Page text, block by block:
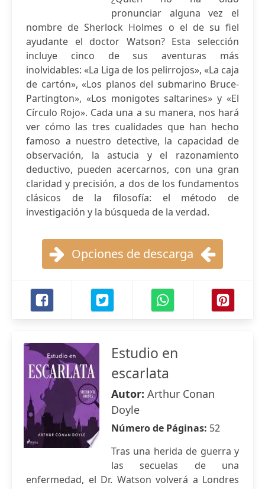
pronunciar alguna vez el
nombre de Sherlock Holmes o el de su fiel
ayudante el doctor Watson? Esta selección
incluye cinco de sus aventuras más
inolvidables: «La Liga de los pelirrojos», «La caja
de cartón», «Los planos del submarino Bruce-
Partington», «Los monigotes saltarines» y «El
Círculo Rojo». Cada una a su manera, nos hará
ver cómo las tres cualidades que han hecho
famoso a nuestro detective, la capacidad de
observación, la astucia y el razonamiento
deductivo, pueden acercarnos, con una gran
claridad y precisión, a dos de los fundamentos
clásicos de la filosofía: el método de
investigación y la búsqueda de la verdad.
Opciones de descarga
Estudio en
escarlata
Autor: Arthur Conan
Doyle
Número de Páginas: 52
Tras una herida de guerra y
las secuelas de una
enfermedad, el Dr. Watson volverá a Londres